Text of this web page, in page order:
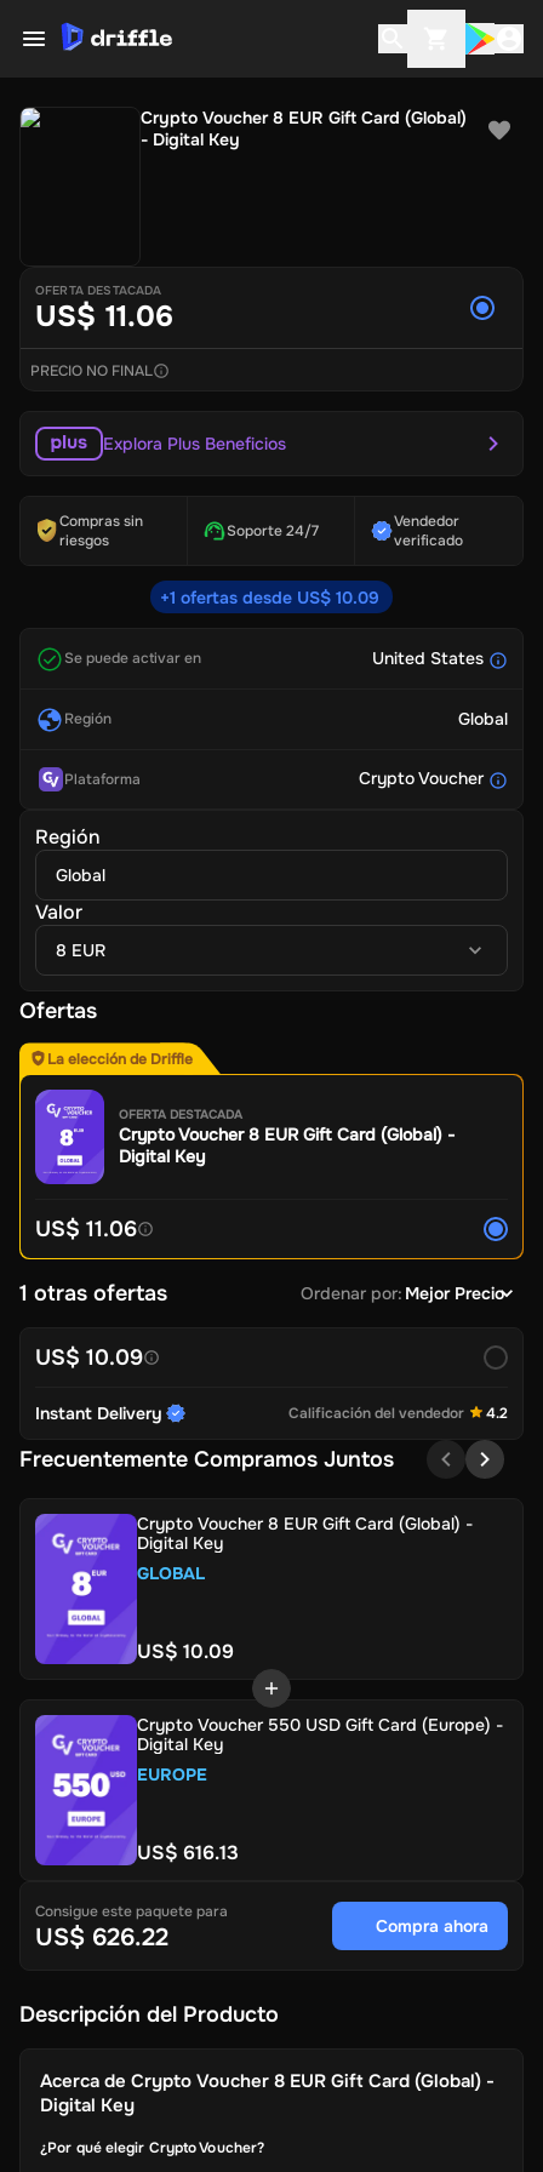
Crypto Voucher 8 EUR Gift Card (Global)
- Digital Key
OFERTA DESTACADA
US$ 11.06
PRECIO NO FINAL
Explora Plus Beneficios
Compras sin
riesgos
Soporte 24/7
Vendedor
verificado
+1 ofertas desde US$ 10.09
Se puede activar en United States
Región Global
Plataforma Crypto Voucher
Región
Global
Valor
8 EUR
Ofertas
La elección de Driffle
OFERTA DESTACADA
Crypto Voucher 8 EUR Gift Card (Global) -
Digital Key
US$ 11.06
1 otras ofertas Ordenar por: Mejor Precio
US$ 10.09
Instant Delivery Calificación del vendedor 4.2
Frecuentemente Compramos Juntos
Crypto Voucher 8 EUR Gift Card (Global) -
Digital Key
GLOBAL
US$ 10.09
Crypto Voucher 550 USD Gift Card (Europe) -
Digital Key
EUROPE
US$ 616.13
Consigue este paquete para
US$ 626.22 Compra ahora
Descripción del Producto
Acerca de Crypto Voucher 8 EUR Gift Card (Global) -
Digital Key
¿Por qué elegir Crypto Voucher?